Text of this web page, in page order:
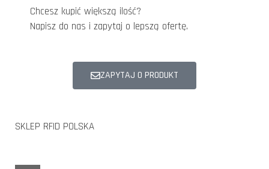
Chcesz kupić większą ilość?
Napisz do nas i zapytaj o lepszą ofertę.
ZAPYTAJ O PRODUKT
SKLEP RFID POLSKA